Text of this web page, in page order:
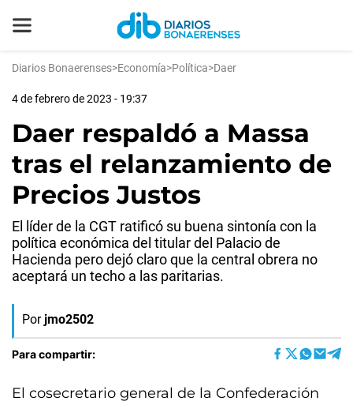
Diarios Bonaerenses>Economía>Política>Daer
4 de febrero de 2023 - 19:37
Daer respaldó a Massa
tras el relanzamiento de
Precios Justos
El líder de la CGT ratificó su buena sintonía con la
política económica del titular del Palacio de
Hacienda pero dejó claro que la central obrera no
aceptará un techo a las paritarias.
Por jmo2502
Para compartir:
El cosecretario general de la Confederación